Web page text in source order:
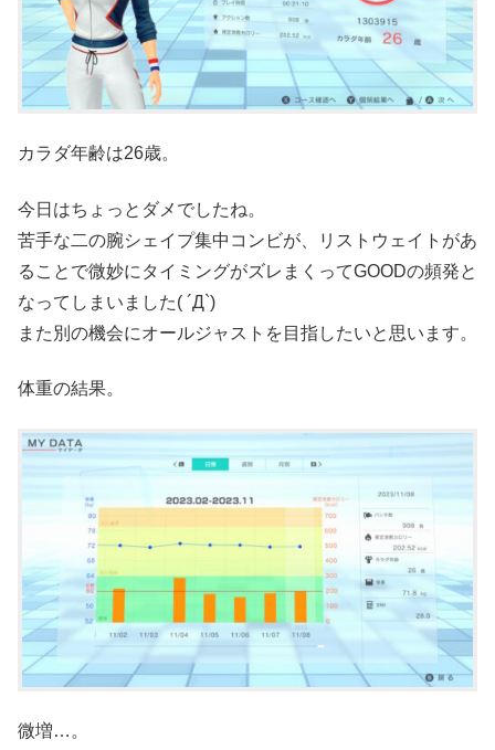
カラダ年齢は26歳。
今日はちょっとダメでしたね。
苦手な二の腕シェイプ集中コンビが、リストウェイトがあ
ることで微妙にタイミングがズレまくってGOODの頻発と
なってしまいました( ´Д`)
また別の機会にオールジャストを目指したいと思います。
体重の結果。
微増…。